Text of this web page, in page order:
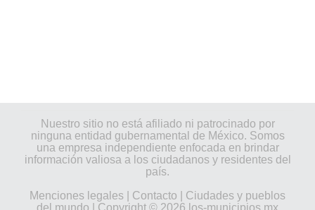
Nuestro sitio no está afiliado ni patrocinado por
ninguna entidad gubernamental de México. Somos
una empresa independiente enfocada en brindar
información valiosa a los ciudadanos y residentes del
país.
Menciones legales
Contacto
Ciudades y pueblos
del mundo | Copyright © 2026 los-municipios.mx